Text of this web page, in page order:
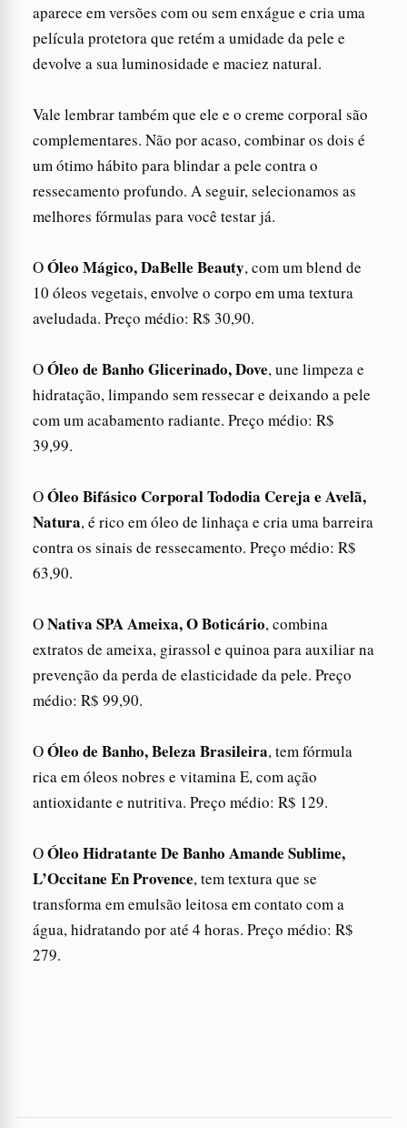
aparece em versões com ou sem enxágue e cria uma
película protetora que retém a umidade da pele e
devolve a sua luminosidade e maciez natural.
Vale lembrar também que ele e o creme corporal são
complementares. Não por acaso, combinar os dois é
um ótimo hábito para blindar a pele contra o
ressecamento profundo. A seguir, selecionamos as
melhores fórmulas para você testar já.
OÓleo Mágico, DaBelle Beauty, com um blend de
10 óleos vegetais, envolve o corpo em uma textura
aveludada. Preço médio: R$ 30,90.
OÓleo de Banho Glicerinado, Dove, une limpeza e
hidratação, limpando sem ressecar e deixando a pele
com um acabamento radiante. Preço médio: R$
39,99.
OÓleo Bifásico Corporal Tododia Cereja e Avelã,
Natura, é rico em óleo de linhaça e cria uma barreira
contra os sinais de ressecamento. Preço médio: R$
63,90.
ONativa SPA Ameixa, O Boticário, combina
extratos de ameixa, girassol e quinoa para auxiliar na
prevenção da perda de elasticidade da pele. Preço
médio: R$ 99,90.
OÓleo de Banho, Beleza Brasileira, tem fórmula
rica em óleos nobres e vitamina E, com ação
antioxidante e nutritiva. Preço médio: R$ 129.
OÓleo Hidratante De Banho Amande Sublime,
L’Occitane En Provence, tem textura que se
transforma em emulsão leitosa em contato com a
água, hidratando por até 4 horas. Preço médio: R$
279.